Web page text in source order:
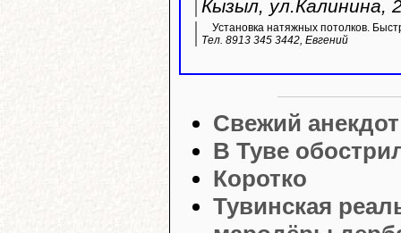
Кызыл, ул.Калинина,
Установка натяжных потолков.
Тел. 8913 345 3442, Евгений
Свежий анекдот
В Туве
Коротко
Тувинская